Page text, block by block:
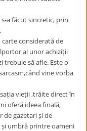
a făcut sincretic, prin
carte considerată de
al unor achiziții
trebuie să afle. Este o
vine vorba
vieții ,trăite direct în
oferă ideea finală,
gazetari și de
umbră printre oameni